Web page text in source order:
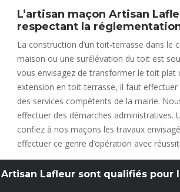
L’artisan maçon Artisan
respectant la
La construction d’un toit-terrasse dans le
maison ou une surélévation du toit est
vous envisagez de transformer le toit
extension en toit-terrasse, il faut
des services compétents de la mairie.
effectuer des démarches administratives.
confiez à nos maçons les travaux
effectuer ce genre d’opération avec
Lafleur sont qualifiés pour